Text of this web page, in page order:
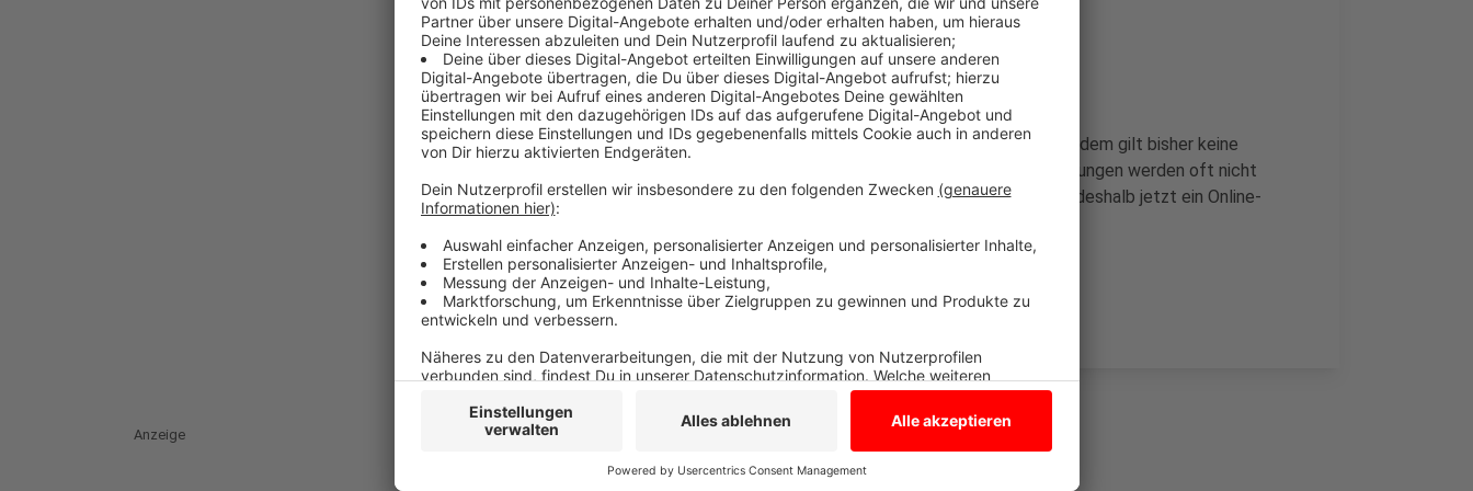
Das online Formular
Anzeige
Die Hinweise stammen meist aus den sozialen Netzwerken. Trotzdem gilt bisher keine
Sichtung in diesem Jahr als offiziell bestätigt. Denn die Beobachtungen werden oft nicht
gemeldet und deshalb nicht geprüft. Das Landesumweltamt hat deshalb jetzt ein Online-
Anzeige
Anzeige